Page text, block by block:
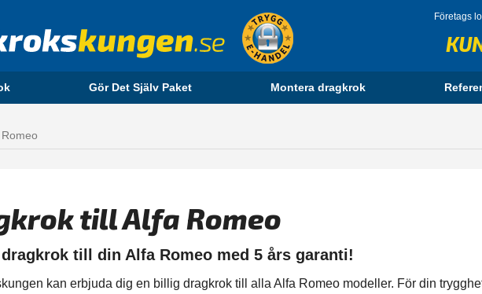
Företags
Gör Det Själv Paket Montera dragkrok
till Alfa Romeo
till din Alfa Romeo med 5 års garanti!
kan erbjuda dig en billig dragkrok till alla Alfa Romeo modeller. För din